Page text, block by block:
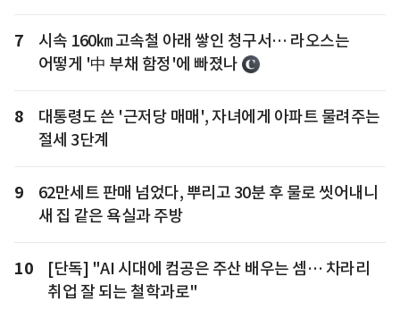
7
시속 160㎞ 고속철 아래 쌓인 청구서… 라오스는
어떻게 '中 부채 함정'에 빠졌나
8
대통령도 쓴 '근저당 매매', 자녀에게 아파트 물려주는
절세 3단계
9
62만세트 판매 넘었다, 뿌리고 30분 후 물로 씻어내니
새 집 같은 욕실과 주방
10
[단독] "AI 시대에 컴공은 주산 배우는 셈… 차라리
취업 잘 되는 철학과로"